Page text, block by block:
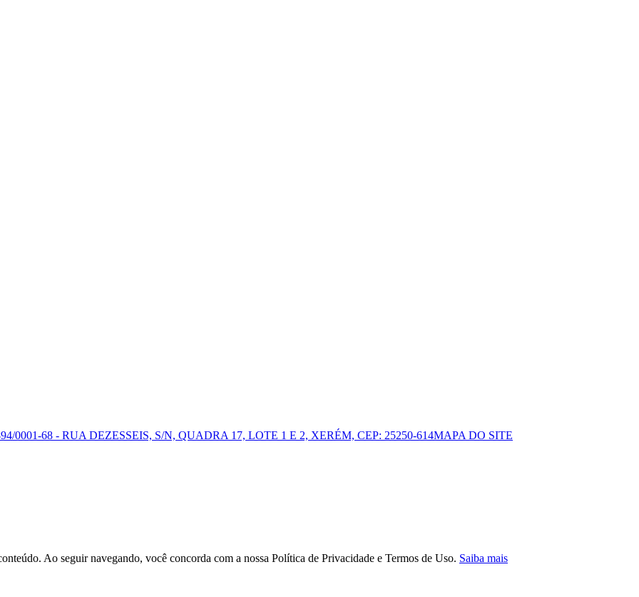
0001-68 - RUA DEZESSEIS, S/N, QUADRA 17, LOTE 1 E 2, XERÉM, CEP: 25250-614MAPA DO SITE
Ao seguir navegando, você concorda com a nossa Política de Privacidade e Termos de Uso. Saiba mais